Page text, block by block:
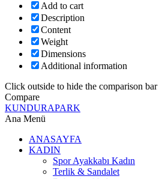
Add to cart
Description
Content
Weight
Dimensions
Additional information
Click outside to hide the comparison bar
Compare
KUNDURAPARK
Ana Menü
ANASAYFA
KADIN
Spor Ayakkabı Kadın
Terlik & Sandalet